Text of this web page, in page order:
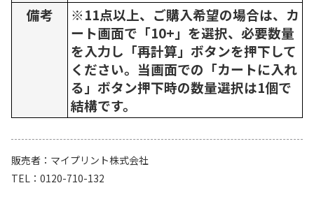
備考
※11点以上、ご購入希望の場合は、カ
ート画面で「10+」を選択、必要数量
を入力し「再計算」ボタンを押下して
ください。当画面での「カートに入れ
る」ボタン押下時の数量選択は1個で
結構です。
販売者
マイプリント株式会社
TEL
0120-710-132